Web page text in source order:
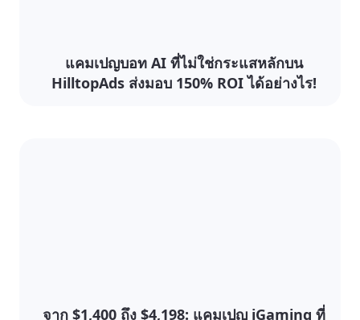
แคมเปญบอท AI ที่ไม่ใช่กระแสหลักบน
HilltopAds ส่งมอบ 150% ROI ได้อย่างไร!
จาก $1,400 ถึง $4,198: แคมเปญ iGaming ที่